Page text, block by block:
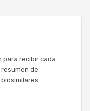
para recibir cada
de